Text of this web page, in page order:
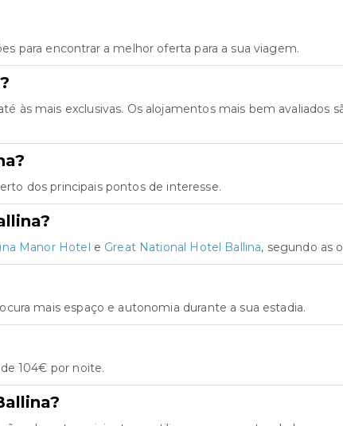
para encontrar a melhor oferta para a sua viagem.
às mais exclusivas. Os alojamentos mais bem avaliados
dos principais pontos de interesse.
Manor Hotel e Great National Hotel Ballina, segundo as
mais espaço e autonomia durante a sua estadia.
104€ por noite.